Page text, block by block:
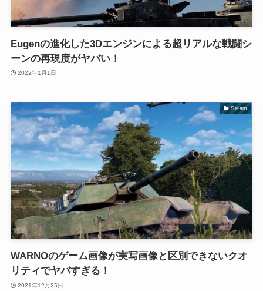
Eugenの進化した3Dエンジンによる超リアルな戦闘シ
ーンの再現度がヤバい！
2022年1月1日
Steam
WARNOのゲーム画像が実写画像と区別できないクオ
リティでヤバすぎる！
2021年12月25日